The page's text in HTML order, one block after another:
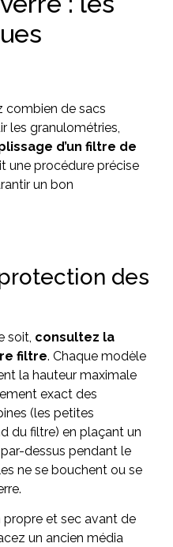
combien de sacs
les granulométries,
d’un filtre de
une procédure précise
un bon
des
soit, consultez la
filtre. Chaque modèle
la hauteur maximale
exact des
(les petites
du filtre) en plaçant un
dessus pendant le
ne se bouchent ou se
propre et sec avant de
un ancien média